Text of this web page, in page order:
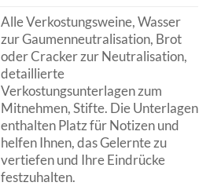
Alle Verkostungsweine, Wasser
zur Gaumenneutralisation, Brot
oder Cracker zur Neutralisation,
detaillierte
Verkostungsunterlagen zum
Mitnehmen, Stifte. Die Unterlagen
enthalten Platz für Notizen und
helfen Ihnen, das Gelernte zu
vertiefen und Ihre Eindrücke
festzuhalten.